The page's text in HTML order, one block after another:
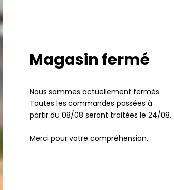
Magasin fermé
Nous sommes actuellement fermés.
Toutes les commandes passées à
partir du 08/08 seront traitées le 24/08.
Merci pour votre compréhension.